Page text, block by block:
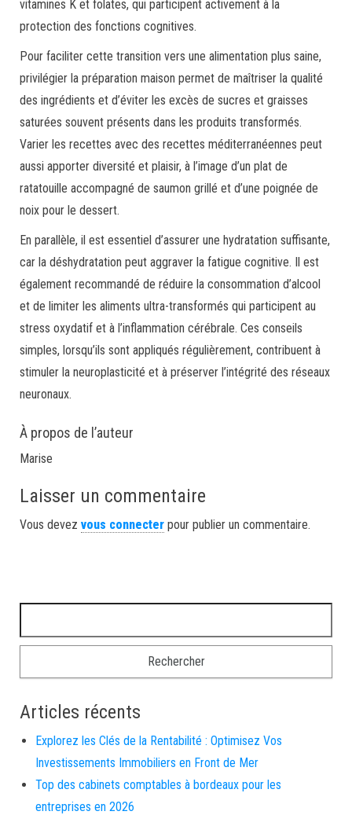
vitamines K et folates, qui participent activement à la
protection des fonctions cognitives.
Pour faciliter cette transition vers une alimentation plus saine,
privilégier la préparation maison permet de maîtriser la qualité
des ingrédients et d’éviter les excès de sucres et graisses
saturées souvent présents dans les produits transformés.
Varier les recettes avec des recettes méditerranéennes peut
aussi apporter diversité et plaisir, à l’image d’un plat de
ratatouille accompagné de saumon grillé et d’une poignée de
noix pour le dessert.
En parallèle, il est essentiel d’assurer une hydratation suffisante,
car la déshydratation peut aggraver la fatigue cognitive. Il est
également recommandé de réduire la consommation d’alcool
et de limiter les aliments ultra-transformés qui participent au
stress oxydatif et à l’inflammation cérébrale. Ces conseils
simples, lorsqu’ils sont appliqués régulièrement, contribuent à
stimuler la neuroplasticité et à préserver l’intégrité des réseaux
neuronaux.
À propos de l’auteur
Marise
Laisser un commentaire
Vous devez vous connecter pour publier un commentaire.
Articles récents
Explorez les Clés de la Rentabilité : Optimisez Vos
Investissements Immobiliers en Front de Mer
Top des cabinets comptables à bordeaux pour les
entreprises en 2026